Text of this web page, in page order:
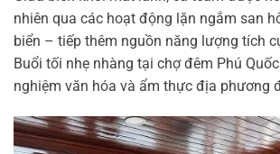
nhiên qua các hoạt động lặn ngắm san
biển – tiếp thêm nguồn năng lượng tích
Buổi tối nhẹ nhàng tại chợ đêm Phú
nghiệm văn hóa và ẩm thực địa phương